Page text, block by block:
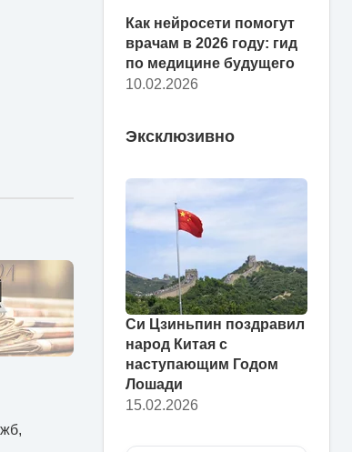
Как нейросети помогут
врачам в 2026 году: гид
по медицине будущего
10.02.2026
Эксклюзивно
Си Цзиньпин поздравил
народ Китая с
наступающим Годом
Лошади
15.02.2026